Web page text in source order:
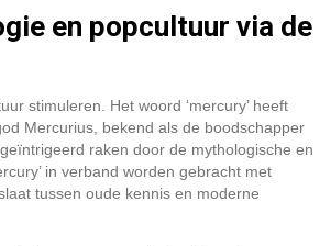
en popcultuur via de
stimuleren. Het woord ‘mercury’ heeft
Mercurius, bekend als de boodschapper
raken door de mythologische en
in verband worden gebracht met
tussen oude kennis en moderne